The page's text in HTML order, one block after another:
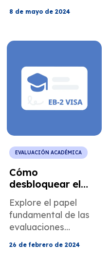
conseguir tu título
para ECFMG.
8 de mayo de 2024
EVALUACIÓN ACADÉMICA
Cómo
desbloquear el
éxito de la visa
EB-2: el papel de
las evaluaciones
académicas
Explore el papel
fundamental de las
evaluaciones
académicas en el
26 de febrero de 2024